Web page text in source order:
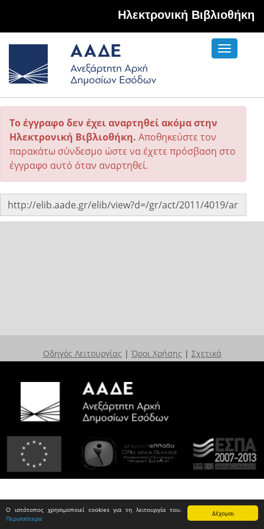
Δέχομαι
Ο ιστότοπος χρησιμοποιεί cookies για τη λειτουργία του.
Περισσότερα
Hλεκτρονική Βιβλιοθήκη
Toggle
Το έγγραφο δεν έχει αναρτηθεί ακόμα στην
Ηλεκτρονική Βιβλιοθήκη. Αποθηκεύστε τον
παρακάτω σύνδεσμο ώστε να έχετε πρόσβαση στο
έγγραφο αυτό όταν αναρτηθεί.
Οδηγός Λειτουργίας | Όροι Χρήσης | Σχετικά